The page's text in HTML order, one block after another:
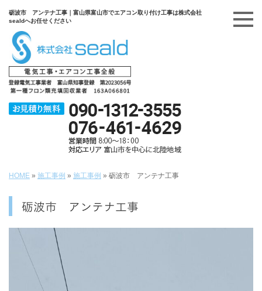
砺波市 アンテナ工事｜富山県富山市でエアコン取り付け工事は株式会社
sealdへお任せください
HOME » 施工事例 » 施工事例 » 砺波市 アンテナ工事
砺波市 アンテナ工事